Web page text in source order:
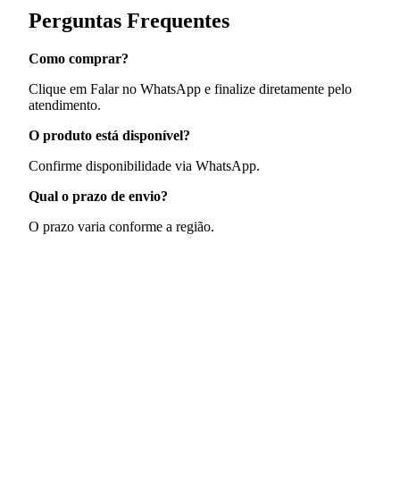
Perguntas Frequentes
Como comprar?
Clique em Falar no WhatsApp e finalize diretamente pelo
atendimento.
O produto está disponível?
Confirme disponibilidade via WhatsApp.
Qual o prazo de envio?
O prazo varia conforme a região.